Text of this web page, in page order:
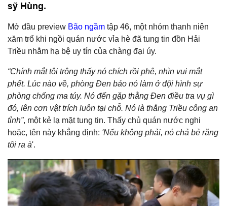
sỹ Hùng.
Mở đầu preview Bão ngầm tập 46, một nhóm thanh niên
xăm trổ khi ngồi quán nước vỉa hè đã tung tin đồn Hải
Triều nhằm hạ bệ uy tín của chàng đại úy.
“Chính mắt tôi trông thấy nó chích rồi phê, nhìn vui mắt
phết. Lúc nào về, phòng Đen bảo nó làm ở đội hình sự
phòng chống ma túy. Nó đến gặp thằng Đen điều tra vụ gì
đó, lên cơn vật trích luôn tại chỗ. Nó là thằng Triều công an
tỉnh”, một kẻ lạ mặt tung tin. Thấy chủ quán nước nghi
hoặc, tên này khẳng định: 'Nếu không phải, nó chả bẻ răng
tôi ra à'.